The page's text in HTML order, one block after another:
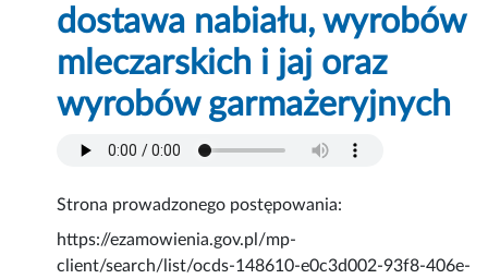
dostawa nabiału, wyrobów
mleczarskich i jaj oraz
wyrobów garmażeryjnych
Strona prowadzonego postępowania:
https://ezamowienia.gov.pl/mp-
client/search/list/ocds-148610-e0c3d002-93f8-406e-